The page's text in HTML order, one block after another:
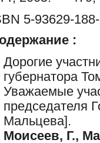
5-93629-
:
Дорогие
губернатора
Уважаемые
председателя
Мальцева].
Моисеев, Г.,